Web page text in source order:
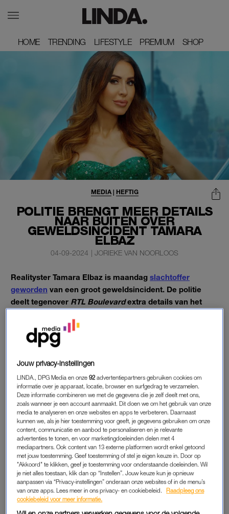
HOME
HOME TRENDING
TRENDING LIFESTYLE
LIFESTYLE PREMIUM
PREMIUM SHOP
SHOP
POLITIE BRENGT MEER DETAILS
NAAR BUITEN OVER
GEWELDSINCIDENT TAMARA
ELBAZ
MEDIA| HEFTIG
04-09-2024 | JORIEKE VAN NOORLOOS
Realityster Tamara Elbaz is maandag slachtoffer
geworden van een groot geweldsincident. De politie
deelt tegenover RTL Boulevardextra details van het
Naar omstandigheden gaat het oké, liet Elbaz eerder weten.
TAMARA ELBAZ
Tamara Elbaz werd belaagd toen ze haar zoon in de auto
wilde zetten: “Ze werd toen mishandeld door twee personen,
die minderjarig bleken te zijn. Buurtbewoners zagen dit
gebeuren en de daders zijn vervolgens gevlucht. Gelukkig
konden de omstanders voorkomen dat de daders weg
konden komen. We hebben ze toen op heterdaad kunnen
aanhouden”, vertelt de woordvoerder, aldusRTL Boulevard.
Twee verdachten van vijftien en zeventien jaar oud zijn
opgepakt. Elbaz raakte door de mishandeling gewond aan
haar hoofd, maar was daarna wel aanspreekbaar.
Jouw privacy-instellingen
LINDA., DPG Media en onze92 advertentiepartners gebruiken cookies om
informatie over je apparaat, locatie, browser en surfgedrag te verzamelen.
Deze informatie combineren we met de gegevens die je zelf deelt met ons,
zoals wanneer je een account aanmaakt. Dit doen we om het gebruik van onze
media te analyseren en onze websites en apps te verbeteren. Daarnaast
kunnen we, als je hier toestemming voor geeft, je gegevens gebruiken om onze
content, communicatie en aanbod te personaliseren en je relevante
advertenties te tonen, en voor marketingdoeleinden delen met 4
mediapartners. Ook content van 13 externe platformen wordt enkel getoond
met jouw toestemming. Geef toestemming of stel je eigen keuze in. Door op
"Akkoord" te klikken, geef je toestemming voor onderstaande doeleinden. Wil
je niet alles toestaan, klik dan op “Instellen”. Jouw keuze kun je opnieuw
aanpassen via “Privacy-instellingen” onderaan onze websites of in de menu’s
van onze apps. Lees meer in ons privacy- en cookiebeleid.
Raadpleeg ons
cookiebeleid voor meer informatie.